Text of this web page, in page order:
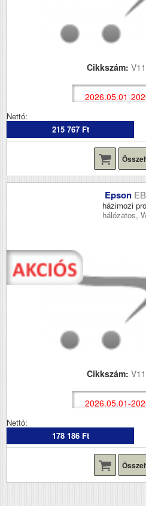
Cikkszám:
2026.05.01-
Nettó:
215 767 Ft
Epson
házimozi
hálózatos,
Cikkszám:
2026.05.01-
Nettó:
178 186 Ft